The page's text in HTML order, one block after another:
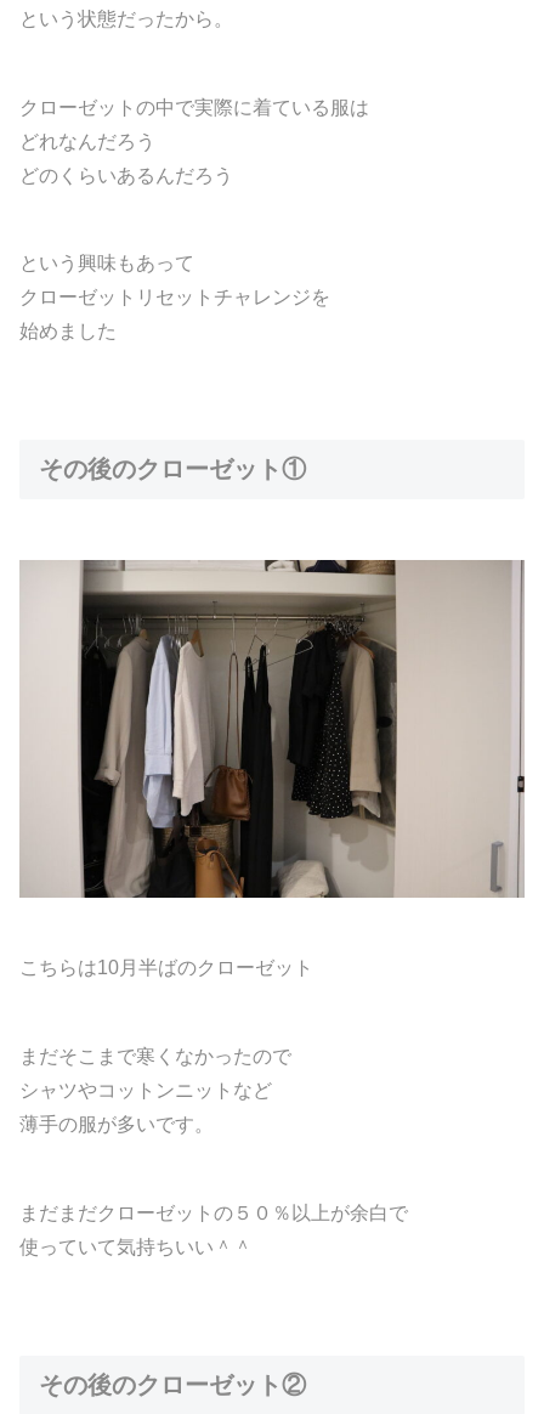
という状態だったから。
クローゼットの中で実際に着ている服は
どれなんだろう
どのくらいあるんだろう
という興味もあって
クローゼットリセットチャレンジを
始めました
その後のクローゼット①
こちらは10月半ばのクローゼット
まだそこまで寒くなかったので
シャツやコットンニットなど
薄手の服が多いです。
まだまだクローゼットの５０％以上が余白で
使っていて気持ちいい＾＾
その後のクローゼット②